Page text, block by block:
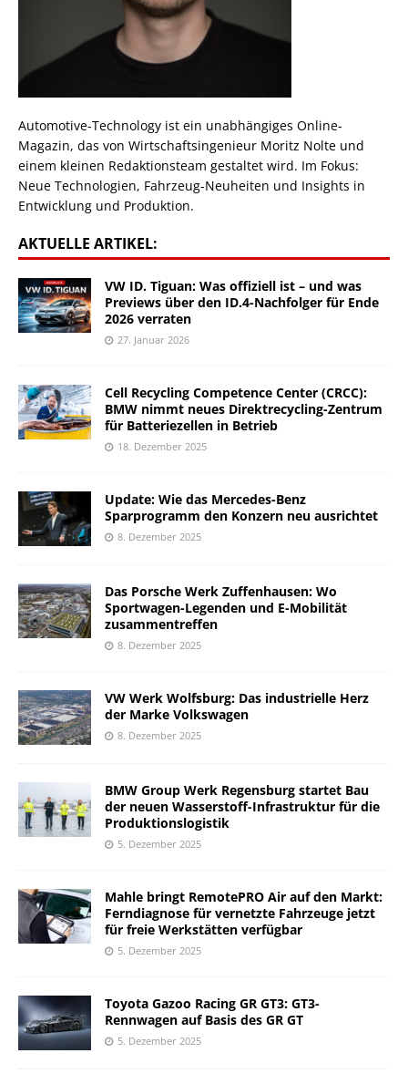
Automotive-Technology ist ein unabhängiges Online-
Magazin, das von Wirtschaftsingenieur Moritz Nolte und
einem kleinen Redaktionsteam gestaltet wird. Im Fokus:
Neue Technologien, Fahrzeug-Neuheiten und Insights in
Entwicklung und Produktion.
AKTUELLE ARTIKEL:
VW ID. Tiguan: Was offiziell ist – und was
Previews über den ID.4-Nachfolger für Ende
2026 verraten
27. Januar 2026
Cell Recycling Competence Center (CRCC):
BMW nimmt neues Direktrecycling-Zentrum
für Batteriezellen in Betrieb
18. Dezember 2025
Update: Wie das Mercedes-Benz
Sparprogramm den Konzern neu ausrichtet
8. Dezember 2025
Das Porsche Werk Zuffenhausen: Wo
Sportwagen-Legenden und E-Mobilität
zusammentreffen
8. Dezember 2025
VW Werk Wolfsburg: Das industrielle Herz
der Marke Volkswagen
8. Dezember 2025
BMW Group Werk Regensburg startet Bau
der neuen Wasserstoff-Infrastruktur für die
Produktionslogistik
5. Dezember 2025
Mahle bringt RemotePRO Air auf den Markt:
Ferndiagnose für vernetzte Fahrzeuge jetzt
für freie Werkstätten verfügbar
5. Dezember 2025
Toyota Gazoo Racing GR GT3: GT3-
Rennwagen auf Basis des GR GT
5. Dezember 2025